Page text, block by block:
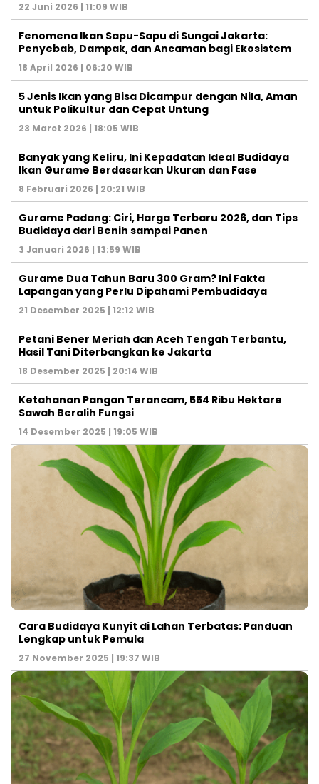
22 Juni 2026 | 11:09 WIB
Fenomena Ikan Sapu-Sapu di Sungai Jakarta:
Penyebab, Dampak, dan Ancaman bagi Ekosistem
18 April 2026 | 06:20 WIB
5 Jenis Ikan yang Bisa Dicampur dengan Nila, Aman
untuk Polikultur dan Cepat Untung
23 Maret 2026 | 18:05 WIB
Banyak yang Keliru, Ini Kepadatan Ideal Budidaya
Ikan Gurame Berdasarkan Ukuran dan Fase
8 Februari 2026 | 20:21 WIB
Gurame Padang: Ciri, Harga Terbaru 2026, dan Tips
Budidaya dari Benih sampai Panen
3 Januari 2026 | 13:59 WIB
Gurame Dua Tahun Baru 300 Gram? Ini Fakta
Lapangan yang Perlu Dipahami Pembudidaya
21 Desember 2025 | 12:12 WIB
Petani Bener Meriah dan Aceh Tengah Terbantu,
Hasil Tani Diterbangkan ke Jakarta
18 Desember 2025 | 20:14 WIB
Ketahanan Pangan Terancam, 554 Ribu Hektare
Sawah Beralih Fungsi
14 Desember 2025 | 19:05 WIB
Cara Budidaya Kunyit di Lahan Terbatas: Panduan
Lengkap untuk Pemula
27 November 2025 | 19:37 WIB